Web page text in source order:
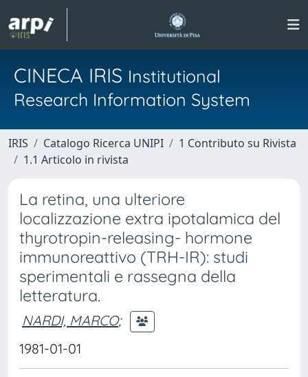
CINECA IRIS Institutional
Research Information System
IRIS Catalogo Ricerca UNIPI
1 Contributo su Rivista
1.1 Articolo in rivista
La retina, una ulteriore
localizzazione extra ipotalamica del
thyrotropin-releasing- hormone
immunoreattivo (TRH-IR): studi
sperimentali e rassegna della
letteratura.
NARDI, MARCO;
1981-01-01